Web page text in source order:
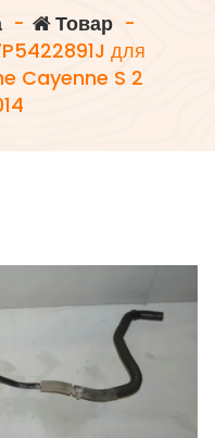
- Товар-
для
Cayenne S 2